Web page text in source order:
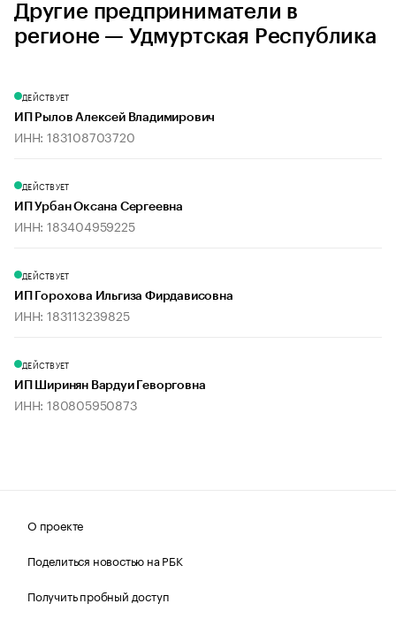
Другие предприниматели в
регионе — Удмуртская Республика
ДЕЙСТВУЕТ
ИП Рылов Алексей Владимирович
ИНН: 183108703720
ДЕЙСТВУЕТ
ИП Урбан Оксана Сергеевна
ИНН: 183404959225
ДЕЙСТВУЕТ
ИП Горохова Ильгиза Фирдависовна
ИНН: 183113239825
ДЕЙСТВУЕТ
ИП Ширинян Вардуи Геворговна
ИНН: 180805950873
О проекте
Поделиться новостью на РБК
Получить пробный доступ